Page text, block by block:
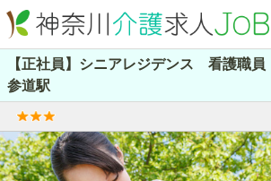
【正社員】シニアレジデンス 看護職
参道駅